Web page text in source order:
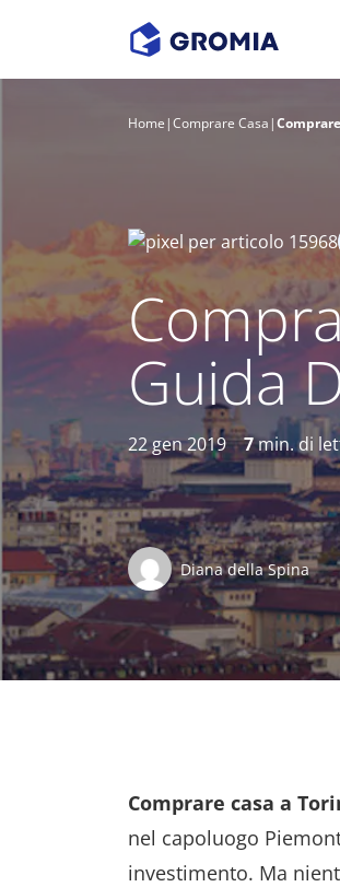
Home |Comprare Casa |
Guida
22 gen 2019 7min. di
Diana della Spina
Comprare casa a
nel capoluogo
investimento. Ma